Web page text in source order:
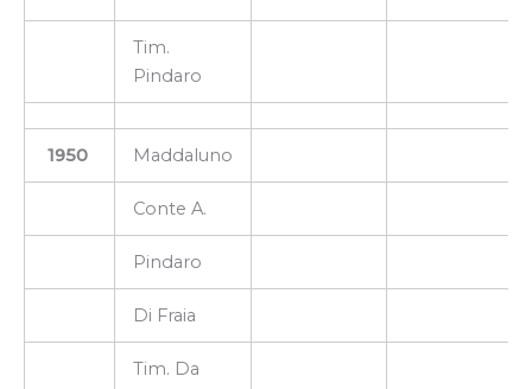
Tim.
Pindaro
1950 Maddaluno
Conte A.
Pindaro
Di Fraia
Tim. Da